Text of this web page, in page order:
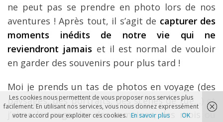
ne peut pas se prendre en photo lors de nos
aventures ! Après tout, il s’agit de capturer des
moments inédits de notre vie qui ne
reviendront jamais et il est normal de vouloir
en garder des souvenirs pour plus tard !
Moi je prends un tas de photos en voyage (des
paysages, des portraits, des scènes de rue…) et
j’aime les regarder des semaines, des mois ou
Les cookies nous permettent de vous proposer nos services plus
facilement. En utilisant nos services, vous nous donnez expressément
votre accord pour exploiter ces cookies. En savoir plus OK